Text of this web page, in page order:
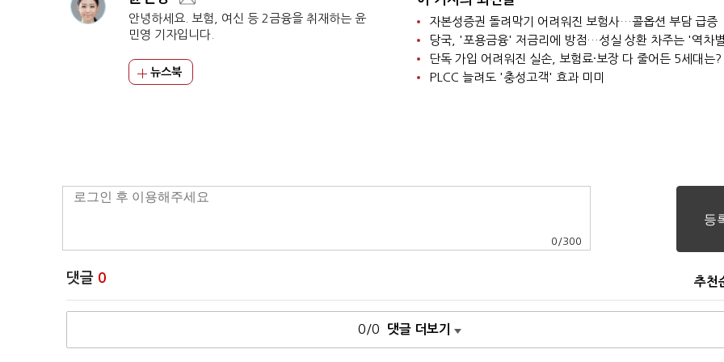
안녕하세요. 보험, 여신 등 2금융을 취재하는 윤
민영 기자입니다.
뉴스북
자본성증권 돌려막기 어려워진 보험사…콜옵션 부담 급증
당국, '포용금융' 저금리에 방점…성실 상환 차주는 '역차
단독 가입 어려워진 실손, 보험료·보장 다 줄어든 5세대는?
PLCC 늘려도 '충성고객' 효과 미미
0 /300
댓글 0 추천
0/0 댓글 더보기